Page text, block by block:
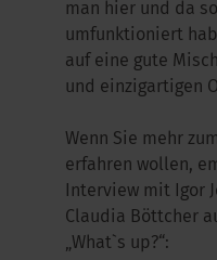
man hier und da
umfunktioniert
auf eine gute
und einzigartigen
Wenn Sie mehr
erfahren wollen,
Interview mit Igor
Claudia Böttcher
„What`s up?“: